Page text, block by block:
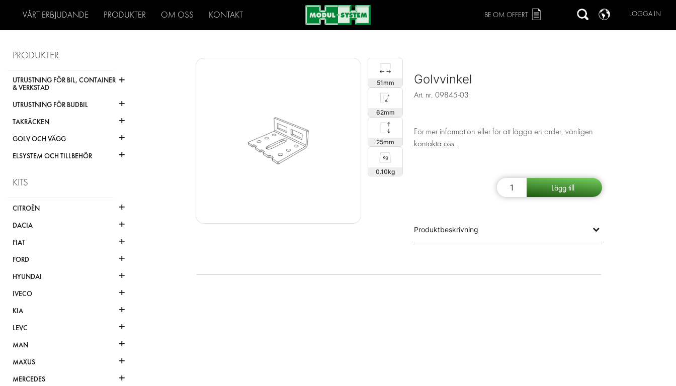
VÅRT ERBJUDANDE PRODUKTER OM OSS KONTAKT LOGGA IN
BE OM OFFERT
PRODUKTER
UTRUSTNING FÖR BIL, CONTAINER
& VERKSTAD
+
UTRUSTNING FÖR BUDBIL +
TAKRÄCKEN +
GOLV OCH VÄGG +
ELSYSTEM OCH TILLBEHÖR +
KITS
CITROËN +
DACIA +
FIAT +
FORD +
HYUNDAI +
IVECO +
KIA +
LEVC +
MAN +
MAXUS +
MERCEDES +
51
62
25
0.10
Golvvinkel
Art. nr. 09845-03
För mer information eller för att lägga en order, vänligen
kontakta oss.
Produktbeskrivning